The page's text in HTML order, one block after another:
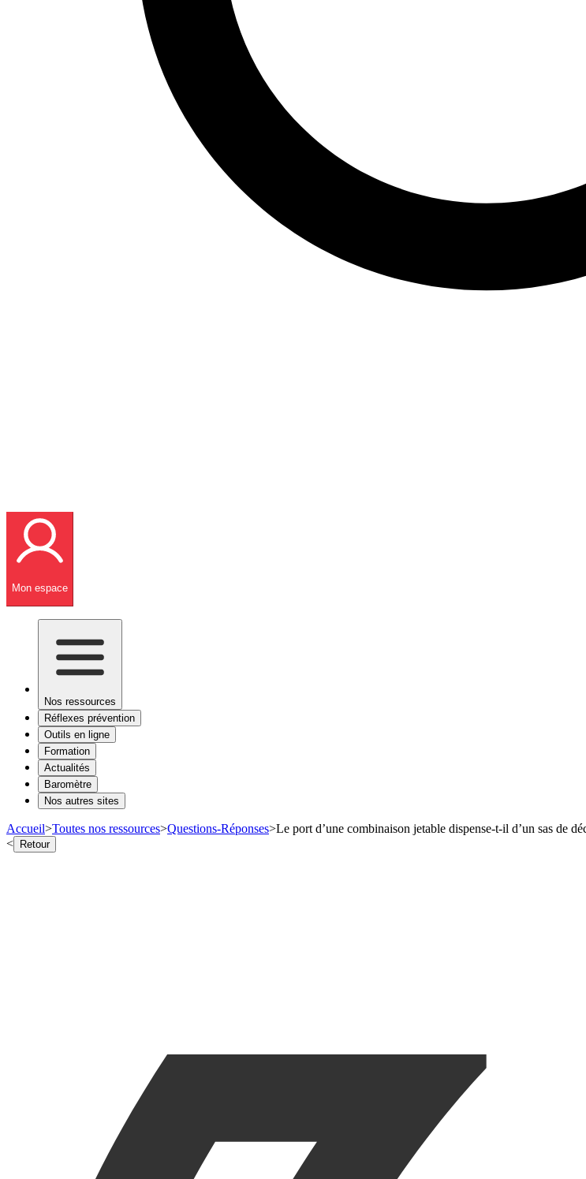
Mon espace
Nos ressources
Réflexes prévention
Outils en ligne
Formation
Actualités
Baromètre
Nos autres sites
Accueil>Toutes nos ressources>Questions-Réponses>Le port d’une combinaison jetable dispense-t-il d’un sas de
< Retour